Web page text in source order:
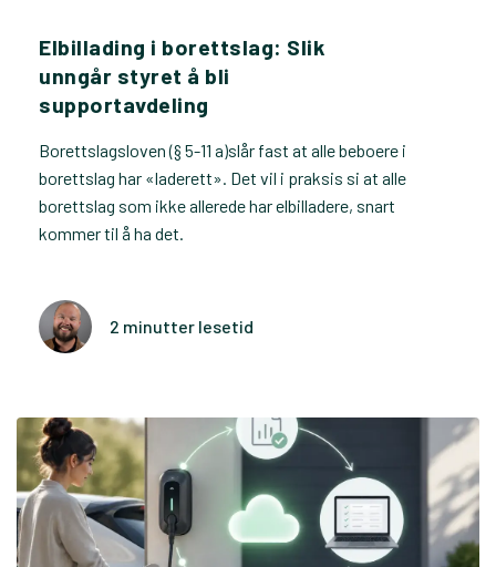
Elbillading i borettslag: Slik
unngår styret å bli
supportavdeling
Borettslagsloven (§ 5-11 a)slår fast at alle beboere i
borettslag har «laderett». Det vil i praksis si at alle
borettslag som ikke allerede har elbilladere, snart
kommer til å ha det.
2 minutter lesetid